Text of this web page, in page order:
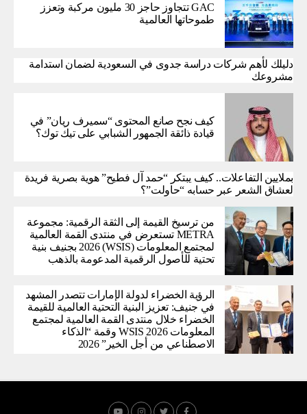
GAC تتجاوز حاجز 30 مليون مركبة وتعزز
طموحاتها العالمية
دليلك لأهم شركات دراسة جدوى في السعودية لضمان استدامة
مشروعك
كيف نجح صانع المحتوى “سميرف ريان” في
قيادة ذائقة الجمهور الشبابي على تيك توك؟
بملايين التفاعلات.. كيف يبتكر “حمد آل فطيح” هوية بصرية فريدة
لعشاق الشعر عبر حسابه “حاولت”؟
من ترسيخ القيمة إلى الثقة الرقمية: مجموعة
METRA تستعرض في منتدى القمة العالمية
لمجتمع المعلومات (WSIS) 2026 بجنيف بنية
تحتية للأصول الرقمية المدعومة بالذهب
الرؤية الخضراء لدولة الإمارات تتصدر المشهد
في جنيف: تعزيز البنية التحتية العالمية للقيمة
الخضراء خلال منتدى القمة العالمية لمجتمع
المعلومات WSIS 2026 وقمة “الذكاء
الاصطناعي من أجل الخير” 2026